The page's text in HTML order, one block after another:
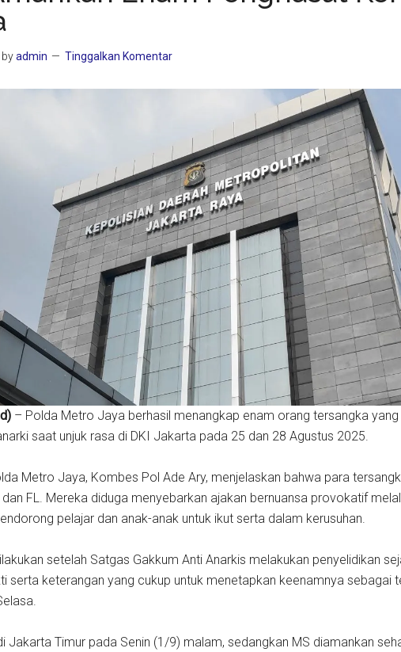
byadmin Tinggalkan Komentar
– Polda Metro Jaya berhasil menangkap enam orang tersangka
saat unjuk rasa di DKI Jakarta pada 25 dan 28 Agustus 2025.
Metro Jaya, Kombes Pol Ade Ary, menjelaskan bahwa para
dan FL. Mereka diduga menyebarkan ajakan bernuansa provokatif
pelajar dan anak-anak untuk ikut serta dalam kerusuhan.
setelah Satgas Gakkum Anti Anarkis melakukan penyelidikan
serta keterangan yang cukup untuk menetapkan keenamnya sebagai
Jakarta Timur pada Senin (1/9) malam, sedangkan MS diamankan